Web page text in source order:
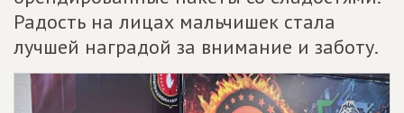
Радость на лицах мальчишек стала
лучшей наградой за внимание и заботу.